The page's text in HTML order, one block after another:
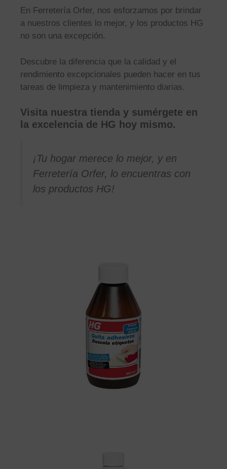
En Ferretería Orfer, nos esforzamos por brindar
a nuestros clientes lo mejor, y los productos HG
no son una excepción.
Descubre la diferencia que la calidad y el
rendimiento excepcionales pueden hacer en tus
tareas de limpieza y mantenimiento diarias.
Visita nuestra tienda y sumérgete en
la excelencia de HG hoy mismo.
¡Tu hogar merece lo mejor, y en
Ferretería Orfer, lo encuentras con
los productos HG!